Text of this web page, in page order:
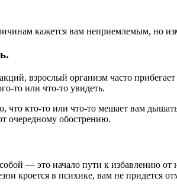
кажется вам неприемлемым, но
взрослый организм часто
то или что-то увидеть.
что кто-то или что-то мешает вам
очередному обострению.
— это начало пути к избавлению
кроется в психике, вам не придется